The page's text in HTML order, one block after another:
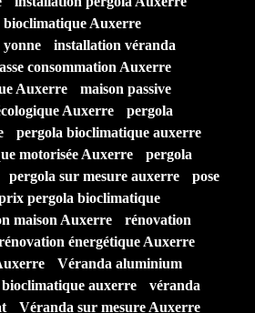
Auxerre
installation véranda
consommation Auxerre
Auxerre
maison passive
Auxerre
pergola
pergola bioclimatique auxerre
motorisée Auxerre
pergola
pergola sur mesure auxerre
pose
pergola bioclimatique
maison Auxerre
rénovation
énergétique Auxerre
Véranda aluminium
auxerre
véranda
Véranda sur mesure Auxerre